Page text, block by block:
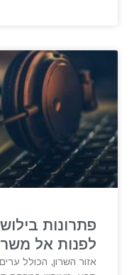
פתרונות
לפנות אל
אזור השרון, הכולל